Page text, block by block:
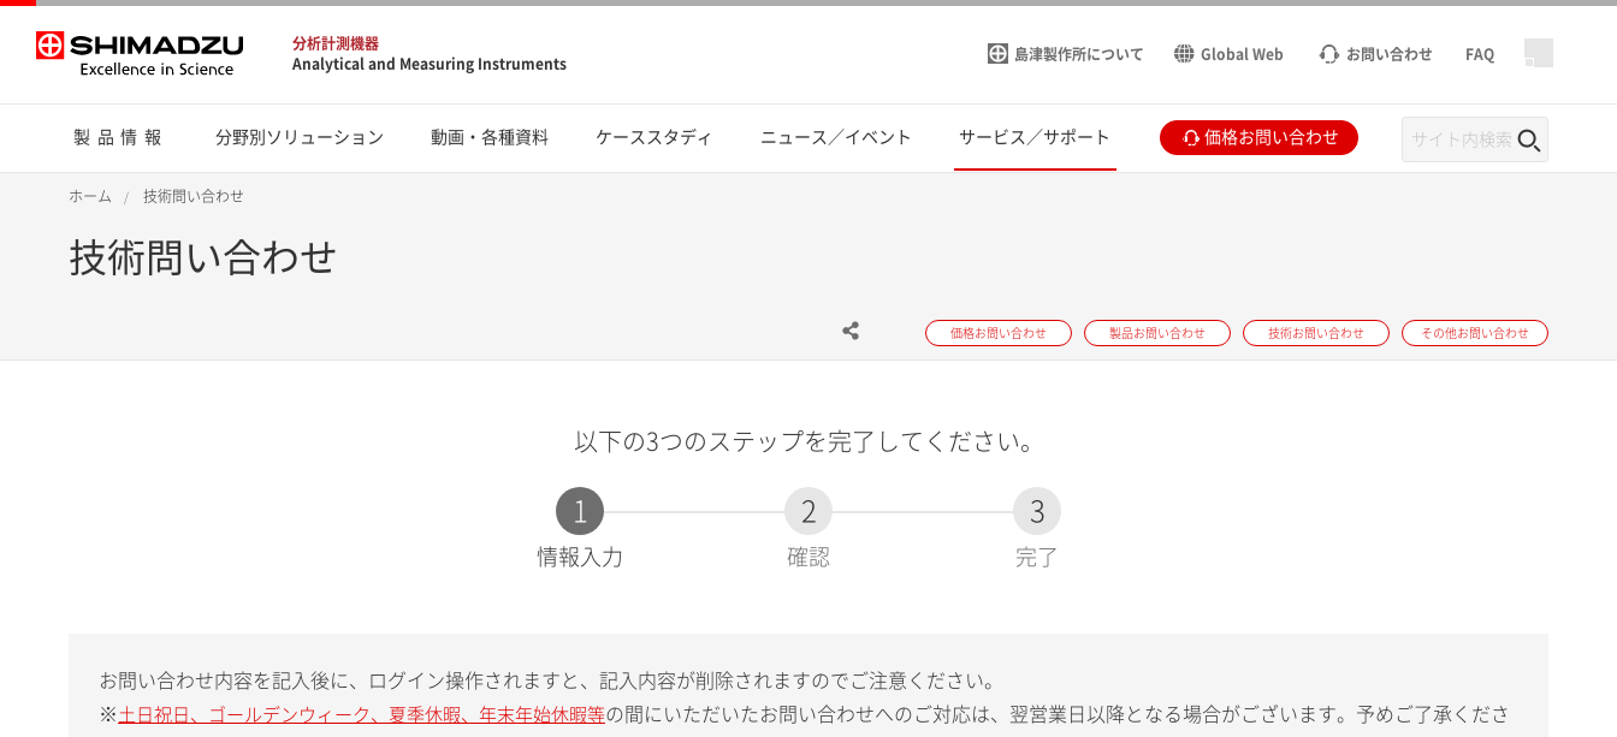
分析計測機器
Analytical and Measuring Instruments
島津製作所について Global Web お問い合わせ FAQ
製品情報 分野別ソリューション 動画・各種資料 ケーススタディ ニュース／イベント サービス／サポート 価格お問い合わせ
ホーム 技術問い合わせ
技術問い合わせ
価格お問い合わせ 製品お問い合わせ 技術お問い合わせ その他お問い合わせ
以下の3つのステップを完了してください。
1
現
情報入力
2
確認
3
完了
お問い合わせ内容を記入後に、ログイン操作されますと、記入内容が削除されますのでご注意ください。
※ 土日祝日、ゴールデンウィーク、夏季休暇、年末年始休暇等の間にいただいたお問い合わせへのご対応は、翌営業日以降となる場合がございます。予めご了承くださ